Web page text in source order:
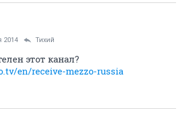
2014 Тихий
этот канал?
en/receive-mezzo-russia